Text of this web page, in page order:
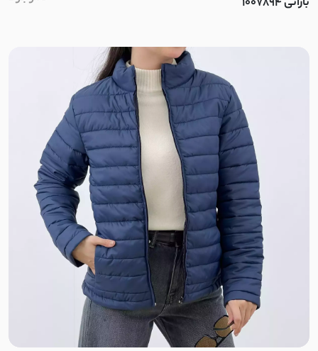
دورس توکرک اسپان
فریال
دورس کرکره ای
دو نخ توکرک
فانریپ کبریتی
نخ پائیزه
پلار